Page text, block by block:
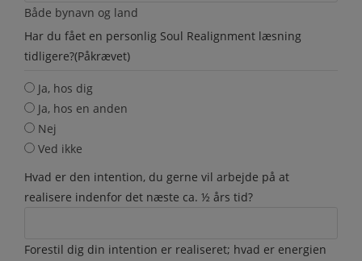
Både bynavn og land
Har du fået en personlig Soul Realignment læsning
tidligere?(Påkrævet)
Ja, hos dig
Ja, hos en anden
Nej
Ved ikke
Hvad er den intention, du gerne vil arbejde på at
realisere indenfor det næste ca. ½ års tid?
Forestil dig din intention er realiseret; hvad er energien